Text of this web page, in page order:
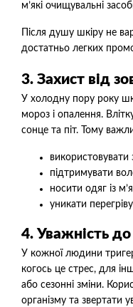
м’які очищувальні
Після душу шкіру не
достатньо легких
3. Захист від
У холодну пору року
мороз і опалення.
сонце та піт. Тому
використовувати
підтримувати
носити одяг із
уникати
4. Уважність до
У кожної людини
когось це стрес, для
або сезонні зміни.
організму та звертати